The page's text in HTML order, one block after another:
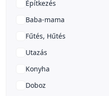
Építkezés
Baba-mama
Fűtés, Hűtés
Utazás
Konyha
Doboz